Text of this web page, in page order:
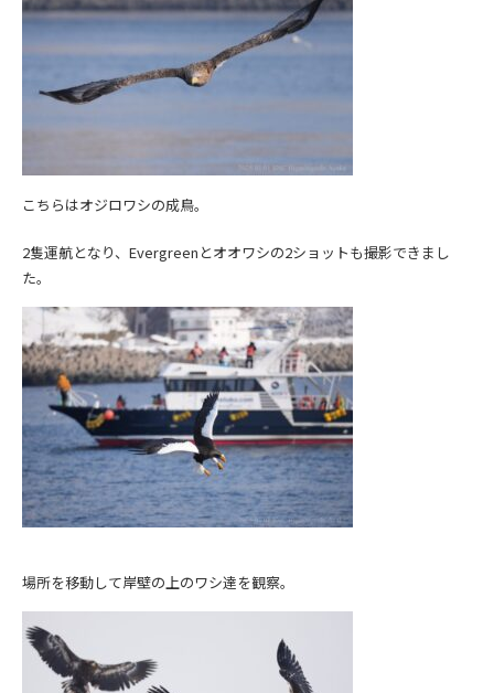
こちらはオジロワシの成鳥。
2隻運航となり、Evergreenとオオワシの2ショットも撮影できまし
た。
場所を移動して岸壁の上のワシ達を観察。